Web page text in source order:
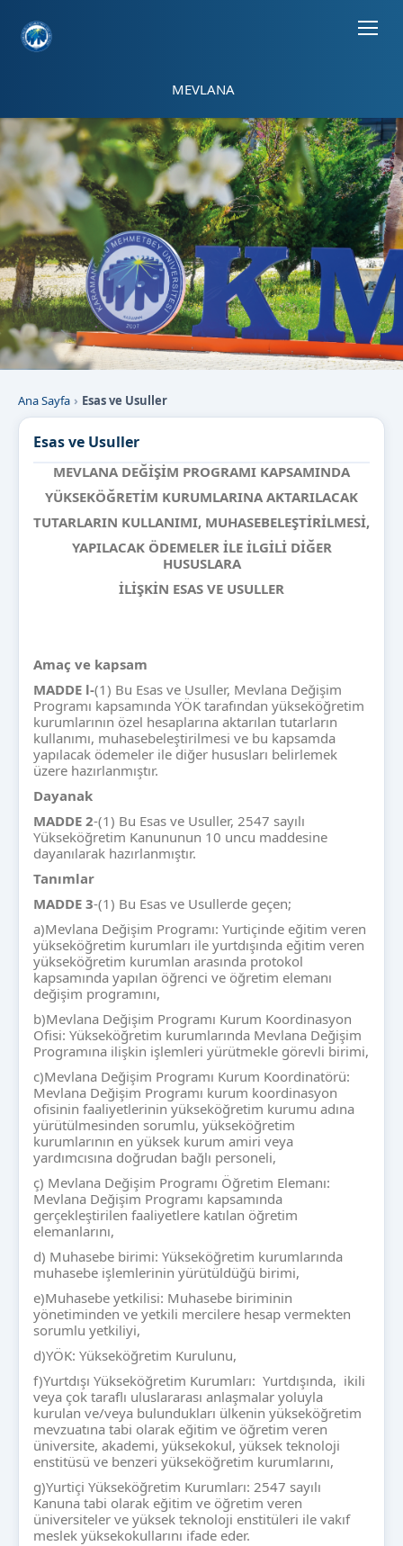
MEVLANA
Ana Sayfa Esas ve Usuller
Esas ve Usuller
MEVLANA DEĞİŞİM PROGRAMI KAPSAMINDA
YÜKSEKÖĞRETİM KURUMLARINA AKTARILACAK
TUTARLARIN KULLANIMI, MUHASEBELEŞTİRİLMESİ,
YAPILACAK ÖDEMELER İLE İLGİLİ DİĞER
HUSUSLARA
İLİŞKİN ESAS VE USULLER
Amaç ve kapsam
MADDE l-(1) Bu Esas ve Usuller, Mevlana Değişim
Programı kapsamında YÖK tarafından yükseköğretim
kurumlarının özel hesaplarına aktarılan tutarların
kullanımı, muhasebeleştirilmesi ve bu kapsamda
yapılacak ödemeler ile diğer hususları belirlemek
üzere hazırlanmıştır.
Dayanak
MADDE 2-(1) Bu Esas ve Usuller, 2547 sayılı
Yükseköğretim Kanununun 10 uncu maddesine
dayanılarak hazırlanmıştır.
Tanımlar
MADDE 3-(1) Bu Esas ve Usullerde geçen;
a)Mevlana Değişim Programı: Yurtiçinde eğitim veren
yükseköğretim kurumları ile yurtdışında eğitim veren
yükseköğretim kurumlan arasında protokol
kapsamında yapılan öğrenci ve öğretim elemanı
değişim programını,
b)Mevlana Değişim Programı Kurum Koordinasyon
Ofisi: Yükseköğretim kurumlarında Mevlana Değişim
Programına ilişkin işlemleri yürütmekle görevli birimi,
c)Mevlana Değişim Programı Kurum Koordinatörü:
Mevlana Değişim Programı kurum koordinasyon
ofisinin faaliyetlerinin yükseköğretim kurumu adına
yürütülmesinden sorumlu, yükseköğretim
kurumlarının en yüksek kurum amiri veya
yardımcısına doğrudan bağlı personeli,
ç) Mevlana Değişim Programı Öğretim Elemanı:
Mevlana Değişim Programı kapsamında
gerçekleştirilen faaliyetlere katılan öğretim
elemanlarını,
d) Muhasebe birimi: Yükseköğretim kurumlarında
muhasebe işlemlerinin yürütüldüğü birimi,
e)Muhasebe yetkilisi: Muhasebe biriminin
yönetiminden ve yetkili mercilere hesap vermekten
sorumlu yetkiliyi,
d)YÖK: Yükseköğretim Kurulunu,
f)Yurtdışı Yükseköğretim Kurumları: Yurtdışında, ikili
veya çok taraflı uluslararası anlaşmalar yoluyla
kurulan ve/veya bulundukları ülkenin yükseköğretim
mevzuatına tabi olarak eğitim ve öğretim veren
üniversite, akademi, yüksekokul, yüksek teknoloji
enstitüsü ve benzeri yükseköğretim kurumlarını,
g)Yurtiçi Yükseköğretim Kurumları: 2547 sayılı
Kanuna tabi olarak eğitim ve öğretim veren
üniversiteler ve yüksek teknoloji enstitüleri ile vakıf
meslek yüksekokullarını ifade eder.